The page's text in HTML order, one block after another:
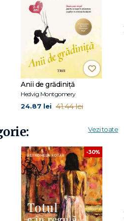
de familie cu peste
clinică, este autoarea seriei
de educație parentală în
trei cărți din această
de parenting din țările
norvegiene Hedvig
(Trei, 2019)
(Trei, 2020)
ani (Trei, 2021)
13 ani(în curs de apariție la Ed.
Anii de grădiniță
Hedvig Montgomery
24.87 lei 41.44 lei
Vezi toate
-30%